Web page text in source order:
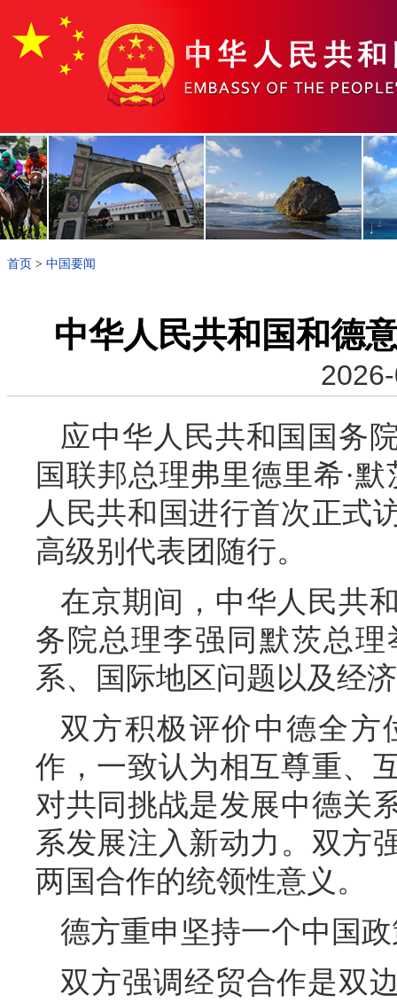
首页 > 中国要闻
中华人民共和国和德
应中华人民共和国国务
国联邦总理弗里德里希·
人民共和国进行首次正式
高级别代表团随行。
在京期间，中华人民共
务院总理李强同默茨总
系、国际地区问题以及经
双方积极评价中德全方
作，一致认为相互尊重、
对共同挑战是发展中德关
系发展注入新动力。双方
两国合作的统领性意义。
德方重申坚持一个中国
双方强调经贸合作是双